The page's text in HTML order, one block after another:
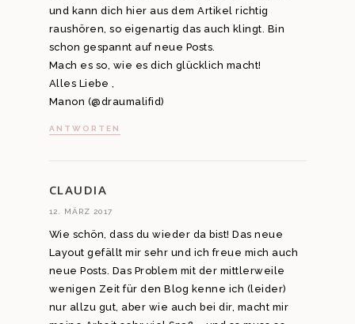
und kann dich hier aus dem Artikel richtig
raushören, so eigenartig das auch klingt. Bin
schon gespannt auf neue Posts.
Mach es so, wie es dich glücklich macht!
Alles Liebe ,
Manon (@draumalifid)
ANTWORTEN
CLAUDIA
12. MÄRZ 2017
Wie schön, dass du wieder da bist! Das neue
Layout gefällt mir sehr und ich freue mich auch
neue Posts. Das Problem mit der mittlerweile
wenigen Zeit für den Blog kenne ich (leider)
nur allzu gut, aber wie auch bei dir, macht mir